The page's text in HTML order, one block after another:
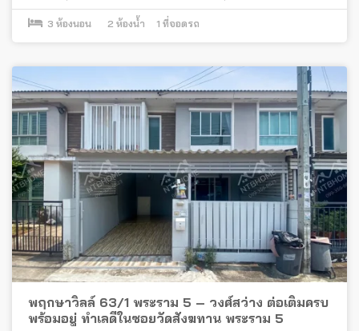
3 ห้องนอน 2 ห้องน้ำ 1 ที่จอดรถ
พฤกษาวิลล์ 63/1 พระราม 5 – วงศ์สว่าง ต่อเติมครบ
พร้อมอยู่ ทำเลดีในซอยวัดสังฆทาน พระราม 5